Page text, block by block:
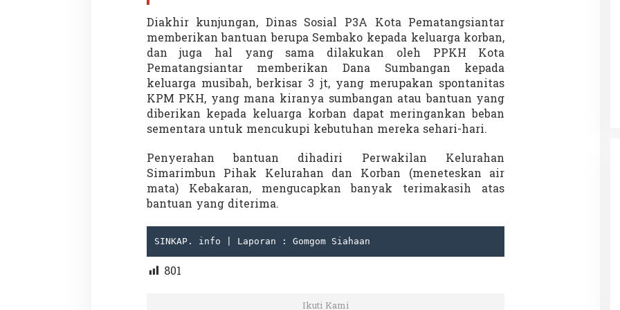
Diakhir kunjungan, Dinas Sosial P3A Kota Pematangsiantar
memberikan bantuan berupa Sembako kepada keluarga korban,
dan juga hal yang sama dilakukan oleh PPKH Kota
Pematangsiantar memberikan Dana Sumbangan kepada
keluarga musibah, berkisar 3 jt, yang merupakan spontanitas
KPM PKH, yang mana kiranya sumbangan atau bantuan yang
diberikan kepada keluarga korban dapat meringankan beban
sementara untuk mencukupi kebutuhan mereka sehari-hari.
Penyerahan bantuan dihadiri Perwakilan Kelurahan
Simarimbun Pihak Kelurahan dan Korban (meneteskan air
mata) Kebakaran, mengucapkan banyak terimakasih atas
bantuan yang diterima.
SINKAP. info | Laporan : Gomgom Siahaan
801
Ikuti Kami
Penembakan Tragis Charlie Kirk di
Utah: Pelaku Senapan Jarak Jauh
12 September 2025
Demonstrasi Gen-Z Guncang
Nepal, PM Mundur Mendadak
Setelah Gedung Parlemen Dibakar
Di GLOBAL, SOROTAN 12 September 2025
Menteri Nusron: Patok Batas Tanah
Cegah Konflik dan Dukung
Penataan Ruang
Di NASIONAL, SOROTAN